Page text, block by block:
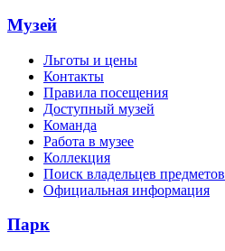
Музей
Льготы и цены
Контакты
Правила посещения
Доступный музей
Команда
Работа в музее
Коллекция
Поиск владельцев предметов
Официальная информация
Парк